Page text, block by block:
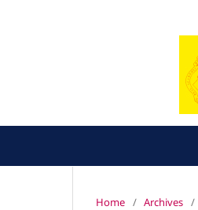
Home / Archives /